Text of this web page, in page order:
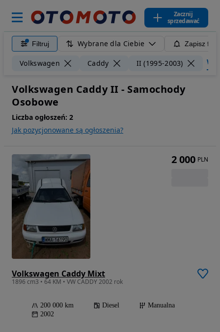
Zacznij
sprzedawać
Filtruj Wybrane dla Ciebie Zapisz
Volkswagen Caddy II (1995-2003)
Volkswagen Caddy II - Samochody
Osobowe
Liczba ogłoszeń: 2
Jak pozycjonowane są ogłoszenia?
Volkswagen Caddy Mixt
1896 cm3 • 64 KM • VW CADDY 2002 rok
200 000 km Diesel
Manualna
2002
2 000 PLN